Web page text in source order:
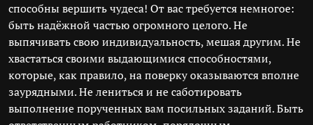
способны вершить чудеса! От вас требуется немногое:
быть надёжной частью огромного целого. Не
выпячивать свою индивидуальность, мешая другим. Не
хвастаться своими выдающимися способностями,
которые, как правило, на поверку оказываются вполне
заурядными. Не лениться и не саботировать
выполнение порученных вам посильных заданий. Быть